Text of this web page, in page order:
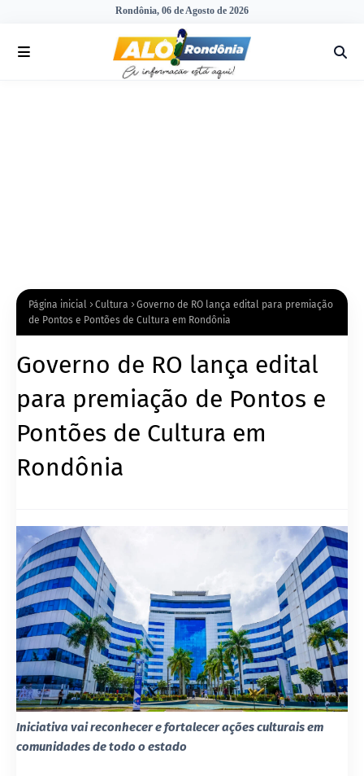
Rondônia, 06 de Agosto de 2026
Página inicial Cultura
Governo de RO lança edital para premiação
de Pontos e Pontões de Cultura em Rondônia
Governo de RO lança edital
para premiação de Pontos e
Pontões de Cultura em
Rondônia
Iniciativa vai reconhecer e fortalecer ações culturais em
comunidades de todo o estado